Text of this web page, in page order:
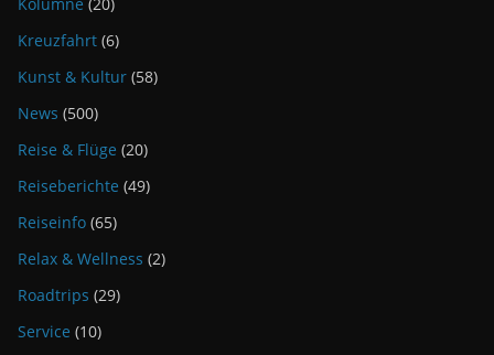
Kreuzfahrt (6)
Kunst & Kultur (58)
News (500)
Reise & Flüge (20)
Reiseberichte (49)
Reiseinfo (65)
Relax & Wellness (2)
Roadtrips (29)
Service (10)